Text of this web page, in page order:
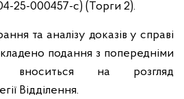
25-000457-c) (Торги 2).
та аналізу доказів у справі
подання з попередніми
вноситься на розгляд
Відділення.